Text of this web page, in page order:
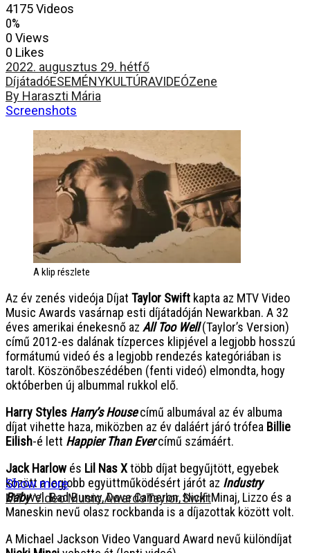
4175 Videos
0%
0 Views
0 Likes
2022. augusztus 29. hétfő
DíjátadóESEMÉNYKULTÚRAVIDEÓZene
By Haraszti Mária
Screenshots
A klip részlete
Az év zenés videója Díjat Taylor Swift kapta az MTV Video
Music Awards vasárnap esti díjátadóján Newarkban. A 32
éves amerikai énekesnő az All Too Well (Taylor’s Version)
című 2012-es dalának tízperces klipjével a legjobb hosszú
formátumú videó és a legjobb rendezés kategóriában is
tarolt. Köszönőbeszédében (fenti videó) elmondta, hogy
októberben új albummal rukkol elő.
Harry Styles Harry’s Housecímű albumával az év albuma
díjat vihette haza, miközben az év daláért járó trófea Billie
Eilish-é lett Happier Than Evercímű számáért.
Jack Harlowés Lil Nas Xtöbb díjat begyűjtött, egyebek
között a legjobb együttműködésért járót az Industry
Babyvel. Bad Bunny, Dove Cameron, Nicki Minaj, Lizzo és a
Maneskin nevű olasz rockbanda is a díjazottak között volt.
A Michael Jackson Video Vanguard Award nevű különdíjat
Show more
MTV Video Music AwardsTaylor Swift